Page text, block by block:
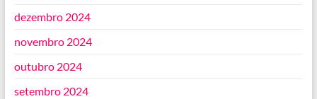
dezembro 2024
novembro 2024
outubro 2024
setembro 2024